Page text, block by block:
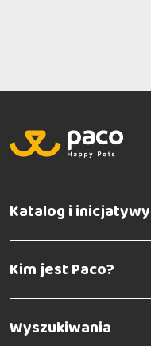
Katalog i inicjatywy
Kim jest Paco?
Wyszukiwania